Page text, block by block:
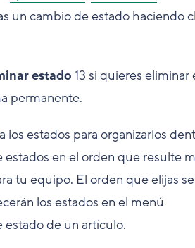
un cambio de estado haciendo
estado 13 si quieres eliminar
permanente.
los estados para organizarlos
en el orden que resulte
tu equipo. El orden que elijas
los estados en el menú
estado de un artículo.